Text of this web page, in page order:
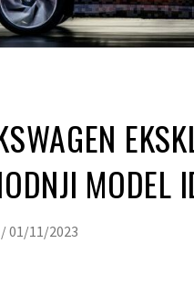
MODEL
/01/11/2023